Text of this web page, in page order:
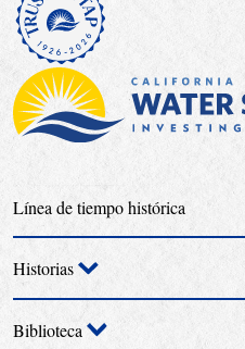
Línea de tiempo histórica
Historias
Biblioteca